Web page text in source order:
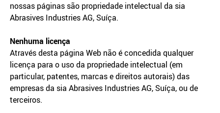
nossas páginas são propriedade intelectual da sia
Abrasives Industries AG, Suíça.
Nenhuma licença
Através desta página Web não é concedida qualquer
licença para o uso da propriedade intelectual (em
particular, patentes, marcas e direitos autorais) das
empresas da sia Abrasives Industries AG, Suíça, ou de
terceiros.